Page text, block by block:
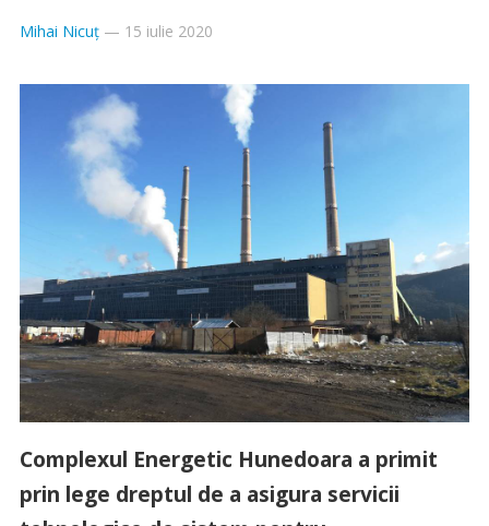
Mihai Nicuț— 15 iulie 2020
Complexul Energetic Hunedoara a primit
prin lege dreptul de a asigura servicii